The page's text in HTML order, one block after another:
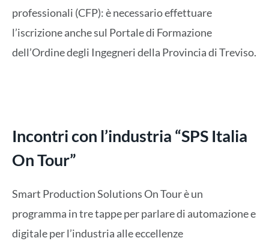
professionali (CFP): è necessario effettuare
l’iscrizione anche sul Portale di Formazione
dell’Ordine degli Ingegneri della Provincia di Treviso.
Incontri con l’industria “SPS Italia
On Tour”
Smart Production Solutions On Tour è un
programma in tre tappe per parlare di automazione e
digitale per l’industria alle eccellenze